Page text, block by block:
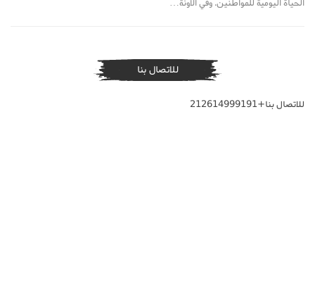
الحياة اليومية للمواطنين. وفي الآونة…
للاتصال بنا
للاتصال بنا+212614999191